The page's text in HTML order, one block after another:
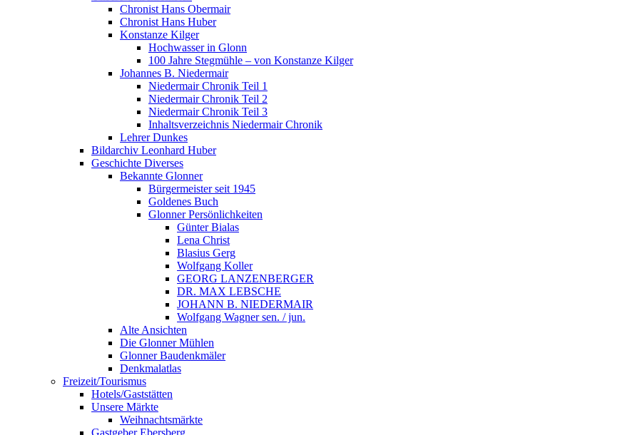
Chronist Hans Obermair
Chronist Hans Huber
Konstanze Kilger
Hochwasser in Glonn
100 Jahre Stegmühle – von Konstanze Kilger
Johannes B. Niedermair
Niedermair Chronik Teil 1
Niedermair Chronik Teil 2
Niedermair Chronik Teil 3
Inhaltsverzeichnis Niedermair Chronik
Lehrer Dunkes
Bildarchiv Leonhard Huber
Geschichte Diverses
Bekannte Glonner
Bürgermeister seit 1945
Goldenes Buch
Glonner Persönlichkeiten
Günter Bialas
Lena Christ
Blasius Gerg
Wolfgang Koller
GEORG LANZENBERGER
DR. MAX LEBSCHE
JOHANN B. NIEDERMAIR
Wolfgang Wagner sen. / jun.
Alte Ansichten
Die Glonner Mühlen
Glonner Baudenkmäler
Denkmalatlas
Freizeit/Tourismus
Hotels/Gaststätten
Unsere Märkte
Weihnachtsmärkte
Gastgeber Ebersberg